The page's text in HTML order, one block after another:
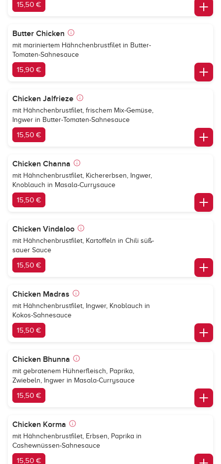
15,50 €
Butter Chicken
mit mariniertem Hähnchenbrustfilet in Butter-
Tomaten-Sahnesauce
15,90 €
Chicken Jalfrieze
mit Hähnchenbrustfilet, frischem Mix-Gemüse,
Ingwer in Butter-Tomaten-Sahnesauce
15,50 €
Chicken Channa
mit Hähnchenbrustfilet, Kichererbsen, Ingwer,
Knoblauch in Masala-Currysauce
15,50 €
Chicken Vindaloo
mit Hähnchenbrustfilet, Kartoffeln in Chili süß-
sauer Sauce
15,50 €
Chicken Madras
mit Hähnchenbrustfilet, Ingwer, Knoblauch in
Kokos-Sahnesauce
15,50 €
Chicken Bhunna
mit gebratenem Hühnerfleisch, Paprika,
Zwiebeln, Ingwer in Masala-Currysauce
15,50 €
Chicken Korma
mit Hähnchenbrustfilet, Erbsen, Paprika in
Cashewnüssen-Sahnesauce
15,50 €